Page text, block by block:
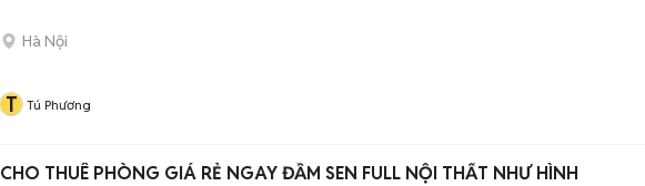
Hà Nội
T Tú Phương
CHO THUÊ PHÒNG GIÁ RẺ NGAY ĐẦM SEN FULL NỘI THẤT NHƯ HÌNH